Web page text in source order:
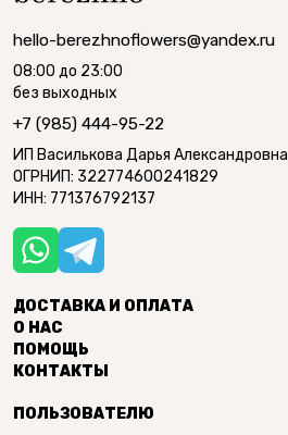
hello-berezhnoflowers@yandex.ru
08:00 до 23:00
без выходных
+7 (985) 444-95-22
ИП Василькова Дарья Александровна
ОГРНИП: 322774600241829
ИНН: 771376792137
ДОСТАВКА И ОПЛАТА
О НАС
ПОМОЩЬ
КОНТАКТЫ
ПОЛЬЗОВАТЕЛЮ